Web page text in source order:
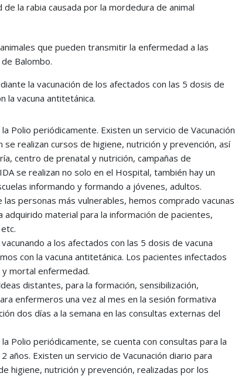
la rabia causada por la mordedura de animal
que pueden transmitir la enfermedad a las
Balombo.
la vacunación de los afectados con las 5 dosis de
la vacuna antitetánica.
Polio periódicamente. Existen un servicio de Vacunación
realizan cursos de higiene, nutrición y prevención, así
centro de prenatal y nutrición, campañas de
se realizan no solo en el Hospital, también hay un
informando y formando a jóvenes, adultos.
personas más vulnerables, hemos comprado vacunas
material para la información de pacientes,
a los afectados con las 5 dosis de vacuna
con la vacuna antitetánica. Los pacientes infectados
mortal enfermedad.
distantes, para la formación, sensibilización,
enfermeros una vez al mes en la sesión formativa
dos días a la semana en las consultas externas del
Polio periódicamente, se cuenta con consultas para la
Existen un servicio de Vacunación diario para
higiene, nutrición y prevención, realizadas por los